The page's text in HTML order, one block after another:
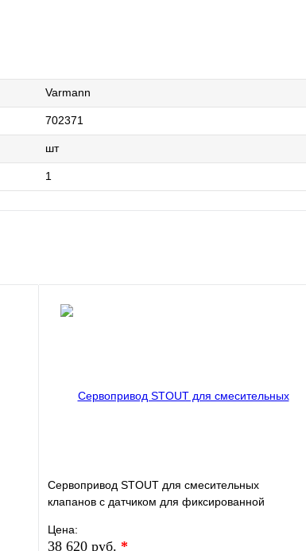
Varmann
702371
шт
1
Сервопривод STOUT для смесительных
клапанов с датчиком для фиксированной
Цена:
38 620 руб. *